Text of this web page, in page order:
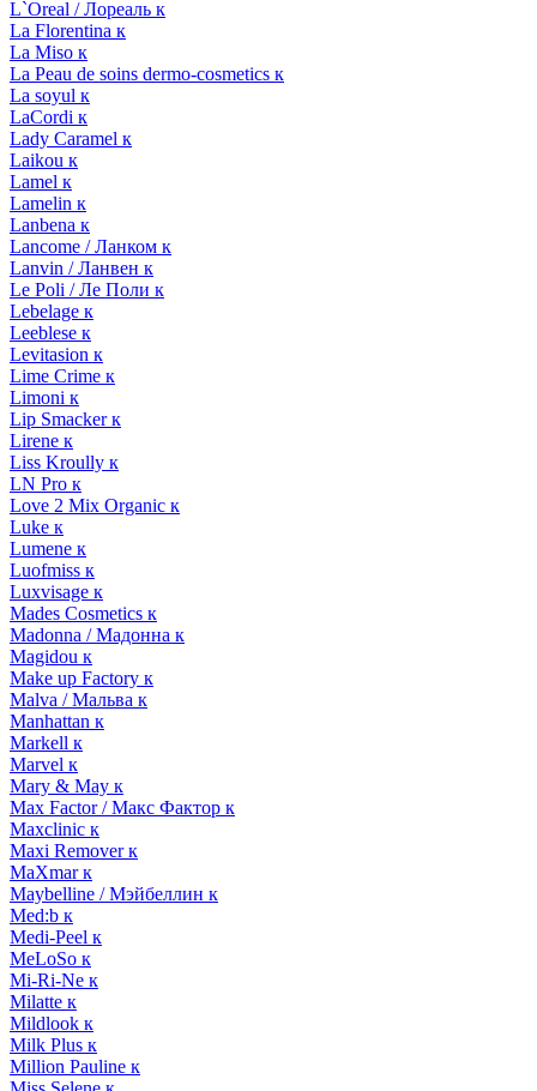
L`Oreal / Лореаль к
La Florentina к
La Miso к
La Peau de soins dermo-cosmetics к
La soyul к
LaCordi к
Lady Caramel к
Laikou к
Lamel к
Lamelin к
Lanbena к
Lancome / Ланком к
Lanvin / Ланвен к
Le Poli / Ле Поли к
Lebelage к
Leeblese к
Levitasion к
Lime Crime к
Limoni к
Lip Smacker к
Lirene к
Liss Kroully к
LN Pro к
Love 2 Mix Organic к
Luke к
Lumene к
Luofmiss к
Luxvisage к
Mades Cosmetics к
Madonna / Мадонна к
Magidou к
Make up Factory к
Malva / Мальва к
Manhattan к
Markell к
Marvel к
Mary & May к
Max Factor / Макс Фактор к
Maxclinic к
Maxi Remover к
MaXmar к
Maybelline / Мэйбеллин к
Med:b к
Medi-Peel к
MeLoSo к
Mi-Ri-Ne к
Milatte к
Mildlook к
Milk Plus к
Million Pauline к